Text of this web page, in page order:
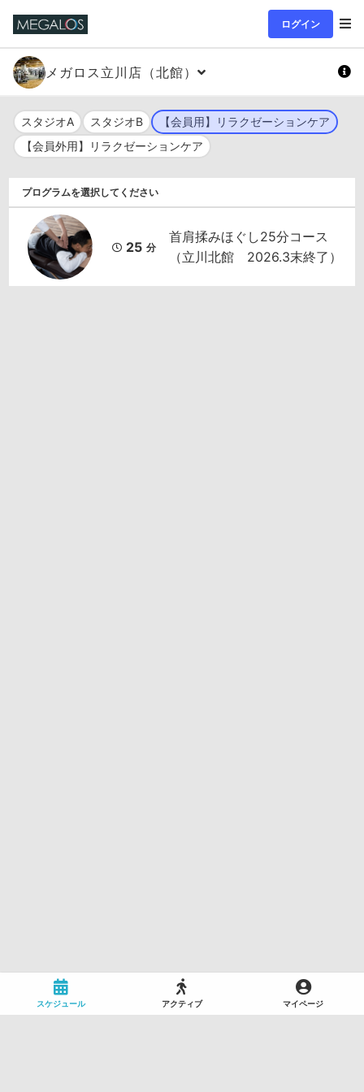
ログイン
メガロス立川店（北館）
スタジオA スタジオB
【会員用】リラクゼーションケア
【会員外用】リラクゼーションケア
プログラムを選択してください
25 分
首肩揉みほぐし25分コース
（立川北館 2026.3末終了）
スケジュール アクティブ マイページ